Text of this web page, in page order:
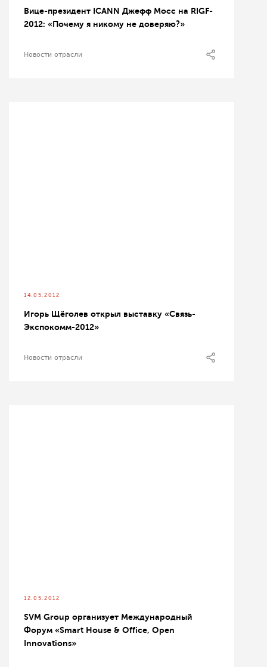
Вице-президент ICANN Джефф Мосс на RIGF-
2012: «Почему я никому не доверяю?»
Новости отрасли
14.05.2012
Игорь Щёголев открыл выставку «Связь-
Экспокомм-2012»
Новости отрасли
12.05.2012
SVM Group организует Международный
Форум «Smart House & Office, Open
Innovations»